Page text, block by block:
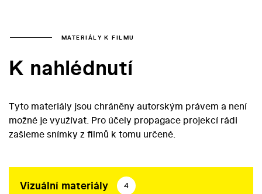
MATERIÁLY K FILMU
K nahlédnutí
Tyto materiály jsou chráněny autorským právem a není
možné je využívat. Pro účely propagace projekcí rádi
zašleme snímky z filmů k tomu určené.
Vizuální materiály 4